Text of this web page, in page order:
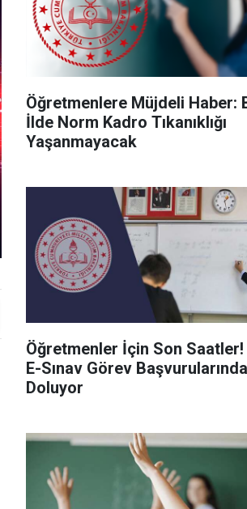
Öğretmenlere Müjdeli Haber:
İlde Norm Kadro Tıkanıklığı
Yaşanmayacak
Öğretmenler İçin Son Saatler!
E-Sınav Görev
Doluyor